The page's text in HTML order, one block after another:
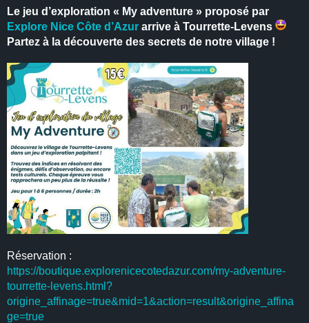
Le jeu d’exploration « My adventure » proposé par
Explore Nice Côte d’Azur arrive à Tourrette-Levens
Partez à la découverte des secrets de notre village !
Réservation :
https://boutique.explorenicecotedazur.com/my-adventure-
tourrette-levens.html?
origine_affinage=true&mid=1&action=result&origine_affina
ge=true